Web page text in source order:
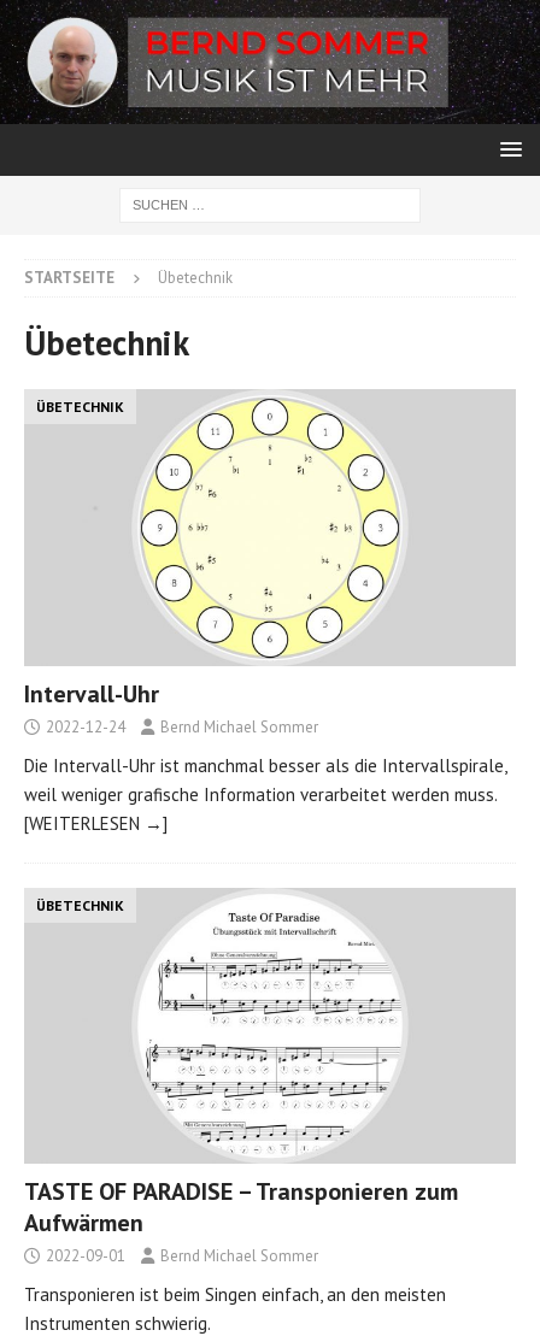
STARTSEITE Übetechnik
Übetechnik
ÜBETECHNIK
Intervall-Uhr
2022-12-24 Bernd Michael Sommer
Die Intervall-Uhr ist manchmal besser als die Intervallspirale,
weil weniger grafische Information verarbeitet werden muss.
[WEITERLESEN →]
ÜBETECHNIK
TASTE OF PARADISE – Transponieren zum
Aufwärmen
2022-09-01 Bernd Michael Sommer
Transponieren ist beim Singen einfach, an den meisten
Instrumenten schwierig.